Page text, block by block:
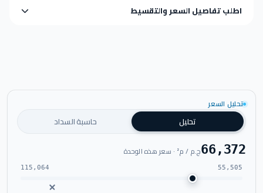
اطلب تفاصيل السعر والتقسيط
تحليل السعر
تحليل حاسبة السداد
66,372ج.م / م² · سعر هذه الوحدة
55,505
115,064